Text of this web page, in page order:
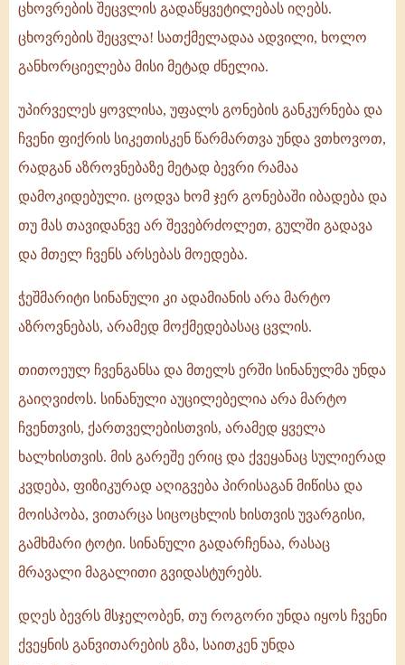
ცხოვრების შეცვლის გადაწყვეტილებას იღებს.
ცხოვრების შეცვლა! სათქმელადაა ადვილი, ხოლო
განხორციელება მისი მეტად ძნელია.
უპირველეს ყოვლისა, უფალს გონების განკურნება და
ჩვენი ფიქრის სიკეთისკენ წარმართვა უნდა ვთხოვოთ,
რადგან აზროვნებაზე მეტად ბევრი რამაა
დამოკიდებული. ცოდვა ხომ ჯერ გონებაში იბადება და
თუ მას თავიდანვე არ შევებრძოლეთ, გულში გადავა
და მთელ ჩვენს არსებას მოედება.
ჭეშმარიტი სინანული კი ადამიანის არა მარტო
აზროვნებას, არამედ მოქმედებასაც ცვლის.
თითოეულ ჩვენგანსა და მთელს ერში სინანულმა უნდა
გაიღვიძოს. სინანული აუცილებელია არა მარტო
ჩვენთვის, ქართველებისთვის, არამედ ყველა
ხალხისთვის. მის გარეშე ერიც და ქვეყანაც სულიერად
კვდება, ფიზიკურად აღიგვება პირისაგან მიწისა და
მოისპობა, ვითარცა სიცოცხლის ხისთვის უვარგისი,
გამხმარი ტოტი. სინანული გადარჩენაა, რასაც
მრავალი მაგალითი გვიდასტურებს.
დღეს ბევრს მსჯელობენ, თუ როგორი უნდა იყოს ჩვენი
ქვეყნის განვითარების გზა, საითკენ უნდა